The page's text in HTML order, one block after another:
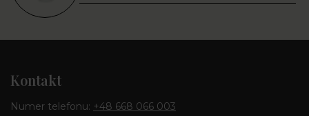
Kontakt
Numer telefonu: +48 668 066 003